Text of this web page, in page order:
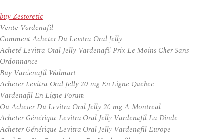
buy Zestoretic
Vente Vardenafil
Comment Acheter Du Levitra Oral Jelly
Acheté Levitra Oral Jelly Vardenafil Prix Le Moins Cher Sans
Ordonnance
Buy Vardenafil Walmart
Acheter Levitra Oral Jelly 20 mg En Ligne Quebec
Vardenafil En Ligne Forum
Ou Acheter Du Levitra Oral Jelly 20 mg A Montreal
Acheter Générique Levitra Oral Jelly Vardenafil La Dinde
Acheter Générique Levitra Oral Jelly Vardenafil Europe